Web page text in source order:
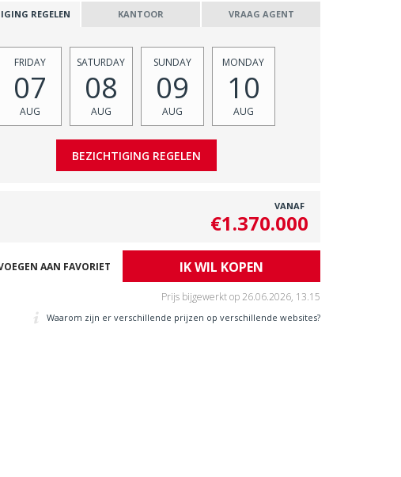
REGELEN KANTOOR VRAAG AGENT
FRIDAY
07
AUG
SATURDAY
08
AUG
SUNDAY
09
AUG
MONDAY
10
AUG
VANAF
€1.370.000
AAN FAVORIET IK WIL KOPEN
Prijs bijgewerkt op26.06.2026, 13.15
Waarom zijn er verschillende prijzen op verschillende websites?